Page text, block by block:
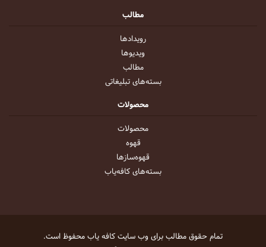
مطالب
رویداد‌ها
ویدیو‌ها
مطالب
بسته‌های تبلیغاتی
محصولات
محصولات
قهوه
قهوه‌ساز‌ها
بسته‌های کافه‌یاب
تمام حقوق مطالب برای وب سایتکافه یابمحفوظ است.